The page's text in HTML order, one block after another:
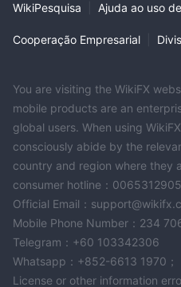
WikiPesquisa Ajuda ao uso
Cooperação Empresarial
You are visiting the WikiFX
mobile products are an
global users. When using
consciously abide by the
country and region where they
consumer hotline：
Official Email：
Mobile Phone Number：234
Telegram：+60 103342306
Whatsapp：+852-6613 1970；
License or other information